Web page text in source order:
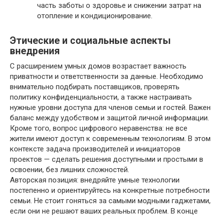
часть заботы о здоровье и снижении затрат на
отопление и кондиционирование.
Этические и социальные аспекты
внедрения
С расширением умных домов возрастает важность
приватности и ответственности за данные. Необходимо
внимательно подбирать поставщиков, проверять
политику конфиденциальности, а также настраивать
нужные уровни доступа для членов семьи и гостей. Важен
баланс между удобством и защитой личной информации.
Кроме того, вопрос цифрового неравенства: не все
жители имеют доступ к современным технологиям. В этом
контексте задача производителей и инициаторов
проектов — сделать решения доступными и простыми в
освоении, без лишних сложностей.
Авторская позиция: внедряйте умные технологии
постепенно и ориентируйтесь на конкретные потребности
семьи. Не стоит гоняться за самыми модными гаджетами,
если они не решают ваших реальных проблем. В конце